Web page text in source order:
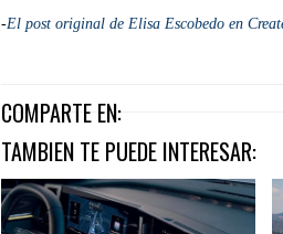
-El post original de Elisa Escobedo en
COMPARTE EN:
TAMBIEN TE PUEDE INTERESAR: